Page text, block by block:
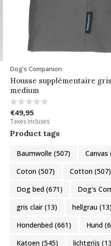
Dog's Companion
Housse supplémentaire
medium
€49,95
Taxes incluses
Product tags
Baumwolle (507) Canvas
Coton (507) Cotton (507)
Dog bed (671) Dog's
gris clair(13) hellgrau (13)
Hondenbed (661) Hund
Katoen (545) lichtgrijs